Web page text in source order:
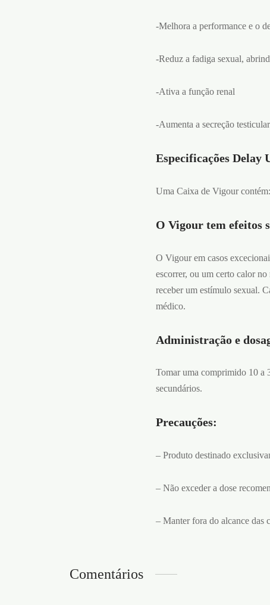
-Melhora a performance e o
-Reduz a fadiga sexual,
-Ativa a função renal
-Aumenta a secreção testicular
Especificações Delay
Uma Caixa de Vigour
O Vigour tem efeitos
O Vigour em casos
escorrer, ou um certo calor no
receber um estímulo sexual.
médico.
Administração e
Tomar uma comprimido 10 a
secundários.
Precauções:
– Produto destinado
– Não exceder a dose
– Manter fora do alcance das
Comentários